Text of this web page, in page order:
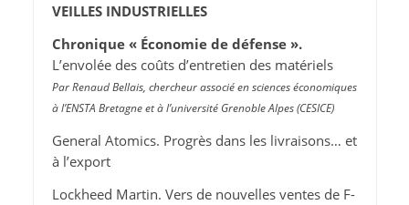
VEILLES INDUSTRIELLES
Chronique « Économie de défense ».
L’envolée des coûts d’entretien des matériels
Par Renaud Bellais, chercheur associé en sciences économiques
à l’ENSTA Bretagne et à l’université Grenoble Alpes (CESICE)
General Atomics. Progrès dans les livraisons… et
à l’export
Lockheed Martin. Vers de nouvelles ventes de F-